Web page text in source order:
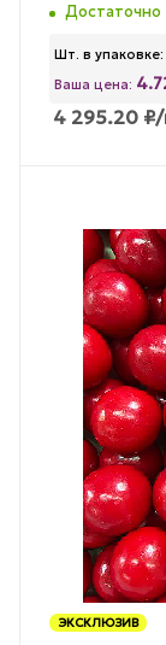
Достаточно
Шт. в упаковке:
Ваша цена:
4 295.20 ₽
ЭКСКЛЮЗИВ